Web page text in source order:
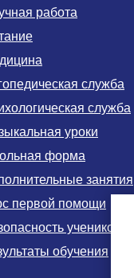
обучения
учеников
первой помощи
работа
занятия
форма
уроки
служба
служба